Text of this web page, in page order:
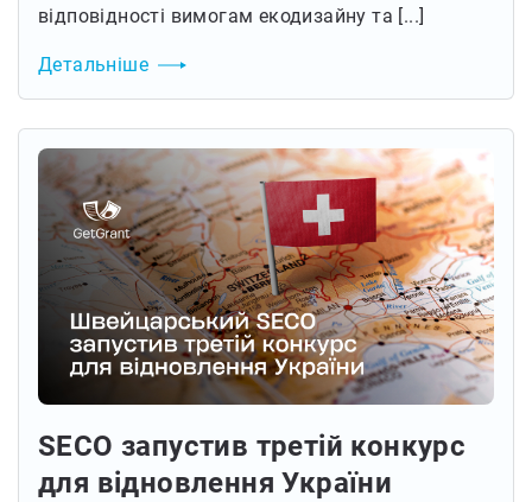
відповідності вимогам екодизайну та [...]
Детальніше
SECO запустив третій конкурс
для відновлення України